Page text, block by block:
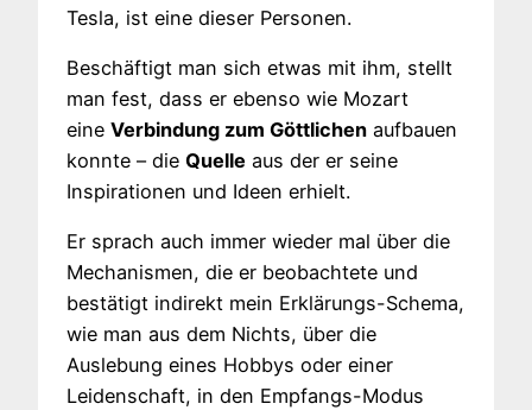
Tesla, ist eine dieser Personen.
Beschäftigt man sich etwas mit ihm, stellt
man fest, dass er ebenso wie Mozart
eine Verbindung zum Göttlichen aufbauen
konnte – die Quelle aus der er seine
Inspirationen und Ideen erhielt.
Er sprach auch immer wieder mal über die
Mechanismen, die er beobachtete und
bestätigt indirekt mein Erklärungs-Schema,
wie man aus dem Nichts, über die
Auslebung eines Hobbys oder einer
Leidenschaft, in den Empfangs-Modus